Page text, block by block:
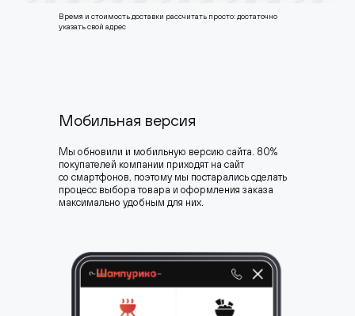
Время и стоимость доставки рассчитать просто: достаточно
указать свой адрес
Мобильная версия
Мы обновили и мобильную версию сайта. 80%
покупателей компании приходят на сайт
со смартфонов, поэтому мы постарались сделать
процесс выбора товара и оформления заказа
максимально удобным для них.